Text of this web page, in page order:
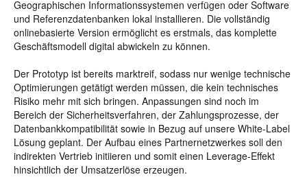
Geographischen Informationssystemen verfügen oder Software
und Referenzdatenbanken lokal installieren. Die vollständig
onlinebasierte Version ermöglicht es erstmals, das komplette
Geschäftsmodell digital abwickeln zu können.
Der Prototyp ist bereits marktreif, sodass nur wenige technische
Optimierungen getätigt werden müssen, die kein technisches
Risiko mehr mit sich bringen. Anpassungen sind noch im
Bereich der Sicherheitsverfahren, der Zahlungsprozesse, der
Datenbankkompatibilität sowie in Bezug auf unsere White-Label
Lösung geplant. Der Aufbau eines Partnernetzwerkes soll den
indirekten Vertrieb initiieren und somit einen Leverage-Effekt
hinsichtlich der Umsatzerlöse erzeugen.